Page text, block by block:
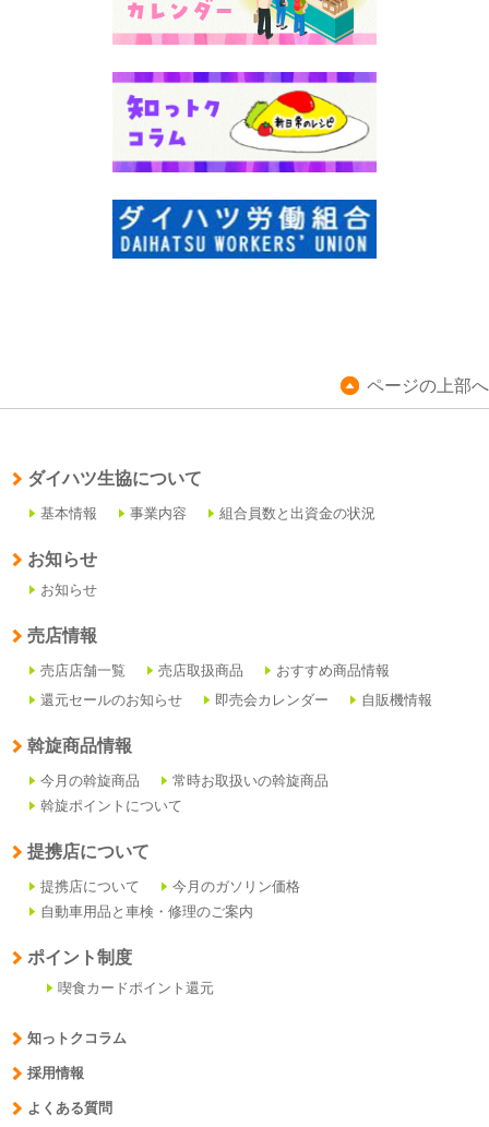
ページの上部へ
ダイハツ生協について
基本情報 事業内容 組合員数と出資金の状況
お知らせ
お知らせ
売店情報
売店店舗一覧 売店取扱商品
おすすめ商品情報
還元セールのお知らせ
即売会カレンダー 自販機情報
斡旋商品情報
今月の斡旋商品
常時お取扱いの斡旋商品
斡旋ポイントについて
提携店について
提携店について
今月のガソリン価格
自動車用品と車検・修理のご案内
ポイント制度
喫食カードポイント還元
知っトクコラム
採用情報
よくある質問